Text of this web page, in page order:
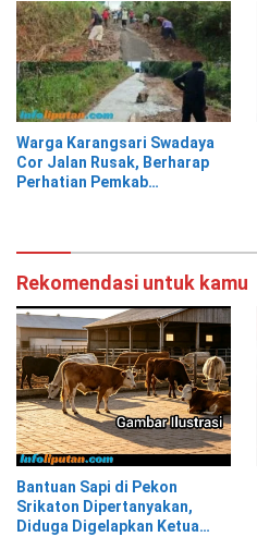
Warga Karangsari Swadaya
Cor Jalan Rusak, Berharap
Perhatian Pemkab
Rekomendasi untuk kamu
Bantuan Sapi di Pekon
Srikaton Dipertanyakan,
Diduga Digelapkan Ketua